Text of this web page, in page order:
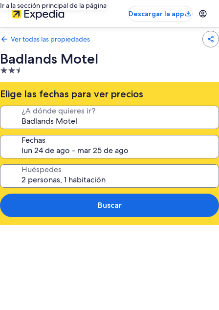
Ir a la sección principal de la página
Descargar la app
Ver todas las propiedades
Badlands Motel
Propiedad
de
2.5
estrellas
Elige las fechas para ver precios
¿A dónde quieres ir?
Fechas
Huéspedes
Buscar